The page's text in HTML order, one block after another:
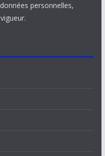
personnelles,